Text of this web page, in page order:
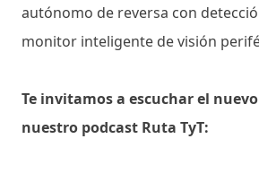
autónomo de reversa con
monitor inteligente de visión
Te invitamos a escuchar el
nuestro podcast Ruta TyT: